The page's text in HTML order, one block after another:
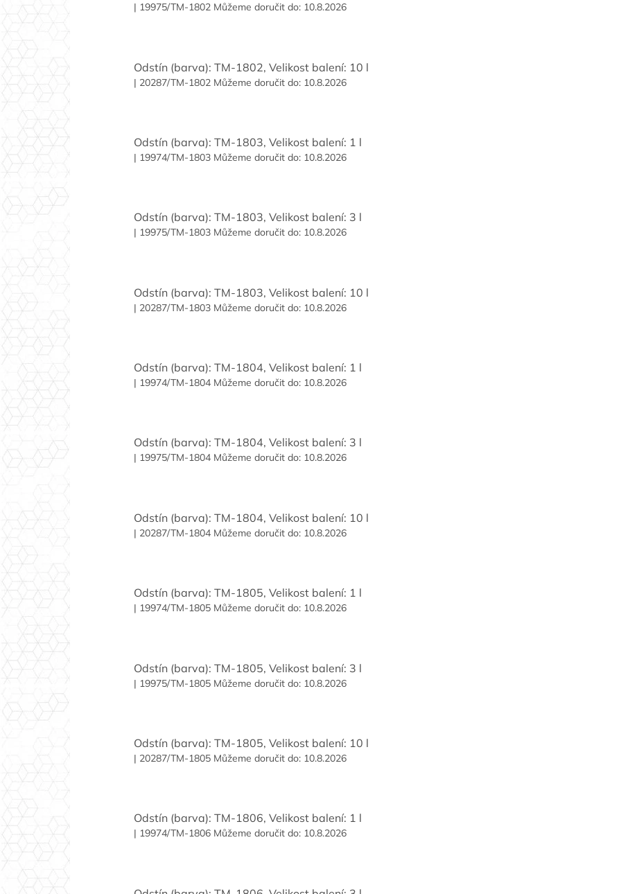
| 19975/TM-1802 Můžeme doručit do: 10.8.2026
Odstín (barva): TM-1802, Velikost balení: 10 l
| 20287/TM-1802 Můžeme doručit do: 10.8.2026
Odstín (barva): TM-1803, Velikost balení: 1 l
| 19974/TM-1803 Můžeme doručit do: 10.8.2026
Odstín (barva): TM-1803, Velikost balení: 3 l
| 19975/TM-1803 Můžeme doručit do: 10.8.2026
Odstín (barva): TM-1803, Velikost balení: 10 l
| 20287/TM-1803 Můžeme doručit do: 10.8.2026
Odstín (barva): TM-1804, Velikost balení: 1 l
| 19974/TM-1804 Můžeme doručit do: 10.8.2026
Odstín (barva): TM-1804, Velikost balení: 3 l
| 19975/TM-1804 Můžeme doručit do: 10.8.2026
Odstín (barva): TM-1804, Velikost balení: 10 l
| 20287/TM-1804 Můžeme doručit do: 10.8.2026
Odstín (barva): TM-1805, Velikost balení: 1 l
| 19974/TM-1805 Můžeme doručit do: 10.8.2026
Odstín (barva): TM-1805, Velikost balení: 3 l
| 19975/TM-1805 Můžeme doručit do: 10.8.2026
Odstín (barva): TM-1805, Velikost balení: 10 l
| 20287/TM-1805 Můžeme doručit do: 10.8.2026
Odstín (barva): TM-1806, Velikost balení: 1 l
| 19974/TM-1806 Můžeme doručit do: 10.8.2026